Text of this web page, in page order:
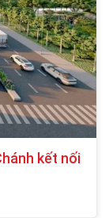
kết nối